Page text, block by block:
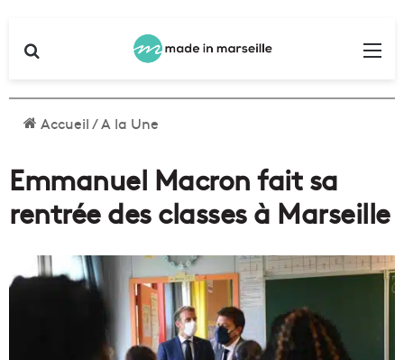
Accueil/A la Une
Emmanuel Macron fait sa
rentrée des classes à Marseille